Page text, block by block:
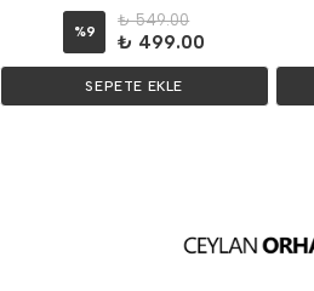
%9
₺ 549.00
₺ 499.00
SEPETE EKLE